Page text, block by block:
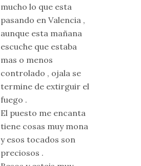
mucho lo que esta
pasando en Valencia ,
aunque esta mañana
escuche que estaba
mas o menos
controlado , ojala se
termine de extirguir el
fuego .
El puesto me encanta
tiene cosas muy mona
y esos tocados son
preciosos .